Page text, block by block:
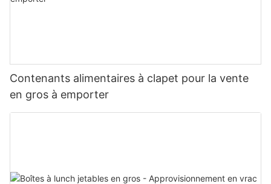
Contenants alimentaires à clapet pour la vente
en gros à emporter